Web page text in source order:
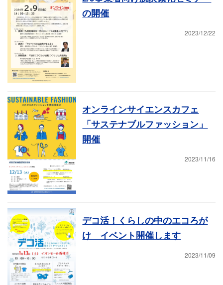
の開催
2023/12/22
オンラインサイエンスカフェ
「サステナブルファッション」
開催
2023/11/16
デコ活！くらしの中のエコろが
け イベント開催します
2023/11/09